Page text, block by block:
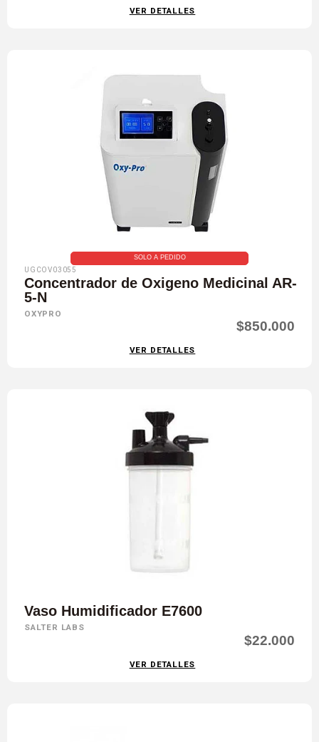
VER DETALLES
SOLO A PEDIDO
UGCOV03055
Concentrador de Oxigeno Medicinal AR-
5-N
OXYPRO
$850.000
VER DETALLES
Vaso Humidificador E7600
SALTER LABS
$22.000
VER DETALLES